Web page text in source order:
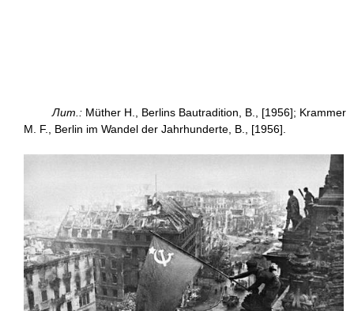
Лит.: Müther Н., Berlins Bautradition, В., [1956]; Krammer
М. F., Berlin im Wandel der Jahrhunderte, B., [1956].